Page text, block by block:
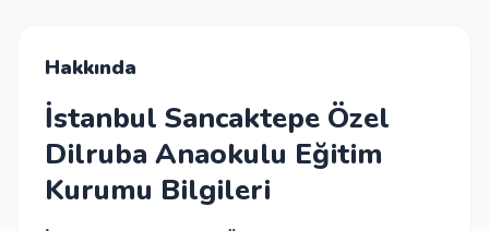
Giriş Yap
Kayıt Ol
Hakkında
İstanbul Sancaktepe Özel
Dilruba Anaokulu Eğitim
Kurumu Bilgileri